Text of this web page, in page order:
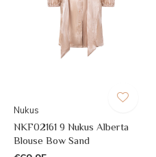
Nukus
NKF02161 9 Nukus Alberta
Blouse Bow Sand